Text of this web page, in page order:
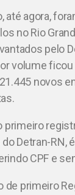
até agora,
no Rio
pelo
volume
novos
primeiro
Detran-RN,
CPF e
de primeiro